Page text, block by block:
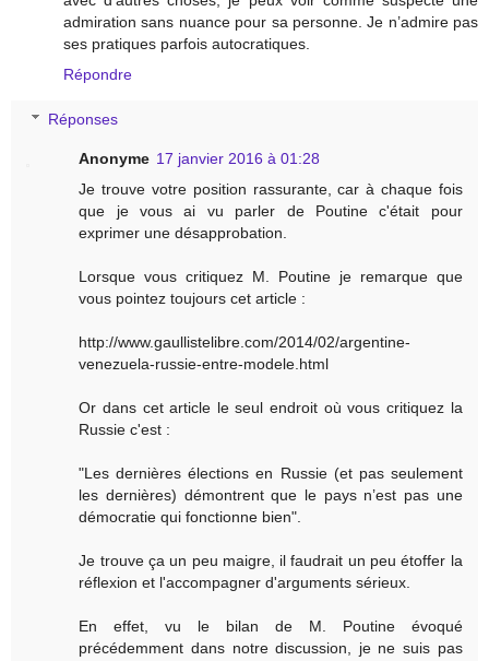
admiration sans nuance pour sa personne. Je n’admire pas
ses pratiques parfois autocratiques.
Répondre
Réponses
Anonyme 17 janvier 2016 à 01:28
Je trouve votre position rassurante, car à chaque fois
que je vous ai vu parler de Poutine c'était pour
exprimer une désapprobation.
Lorsque vous critiquez M. Poutine je remarque que
vous pointez toujours cet article :
http://www.gaullistelibre.com/2014/02/argentine-
venezuela-russie-entre-modele.html
Or dans cet article le seul endroit où vous critiquez la
Russie c'est :
"Les dernières élections en Russie (et pas seulement
les dernières) démontrent que le pays n’est pas une
démocratie qui fonctionne bien".
Je trouve ça un peu maigre, il faudrait un peu étoffer la
réflexion et l'accompagner d'arguments sérieux.
En effet, vu le bilan de M. Poutine évoqué
précédemment dans notre discussion, je ne suis pas